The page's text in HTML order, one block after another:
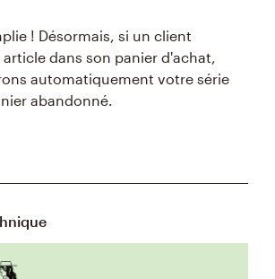
! Désormais, si un client
dans son panier d'achat,
automatiquement votre série
abandonné.